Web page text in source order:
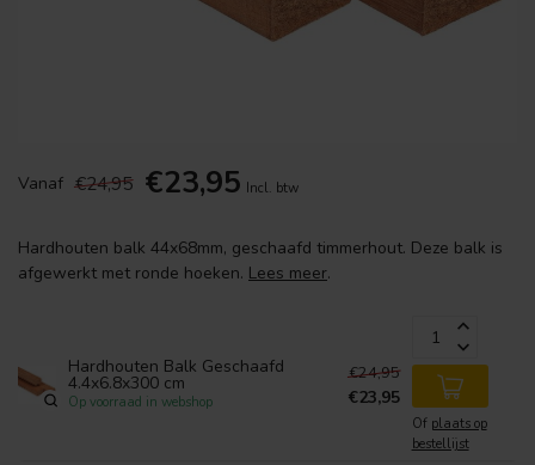
Vanaf €24,95 €23,95 Incl. btw
Hardhouten balk 44x68mm, geschaafd timmerhout. Deze balk is
afgewerkt met ronde hoeken. Lees meer.
Hardhouten Balk Geschaafd
4.4x6.8x300 cm
Op voorraad in webshop
€24,95
€23,95
Of plaats op
bestellijst